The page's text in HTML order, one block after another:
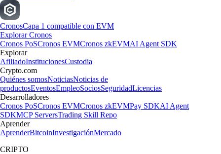
CronosCapa 1 compatible con EVM
Explorar Cronos
Cronos PoSCronos EVMCronos zkEVMAI Agent SDK
Explorar
AfiliadoInstitucionesCustodia
Crypto.com
Quiénes somosNoticiasNoticias de
productosEventosEmpleoSociosSeguridadLicencias
Desarrolladores
Cronos PoSCronos EVMCronos zkEVMPay SDKAI Agent
SDKMCP ServersTrading Skill Repo
Aprender
AprenderBitcoinInvestigaciónMercado
CRIPTO